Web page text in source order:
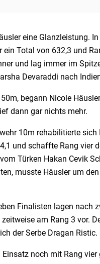
eine Glanzleistung.
Total von 632,3 und
und lag immer im
Devaraddi nach
begann Nicole
dann gar nichts mehr.
10m rehabilitierte
und schaffte Rang vier
Türken Hakan Cevik
musste Häusler um
Finalisten lagen nach
am Rang 3 vor.
der Serbe Dragan Ristic.
noch mit Rang